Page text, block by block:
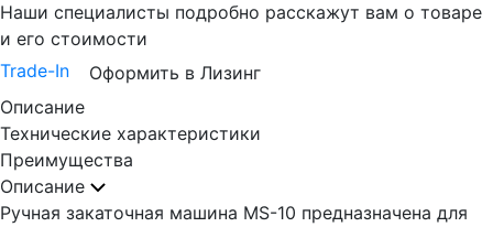
Наши специалисты подробно расскажут вам о товаре
и его стоимости
Trade-In
Оформить в Лизинг
Описание
Технические характеристики
Преимущества
Описание
Ручная закаточная машина MS-10 предназначена для